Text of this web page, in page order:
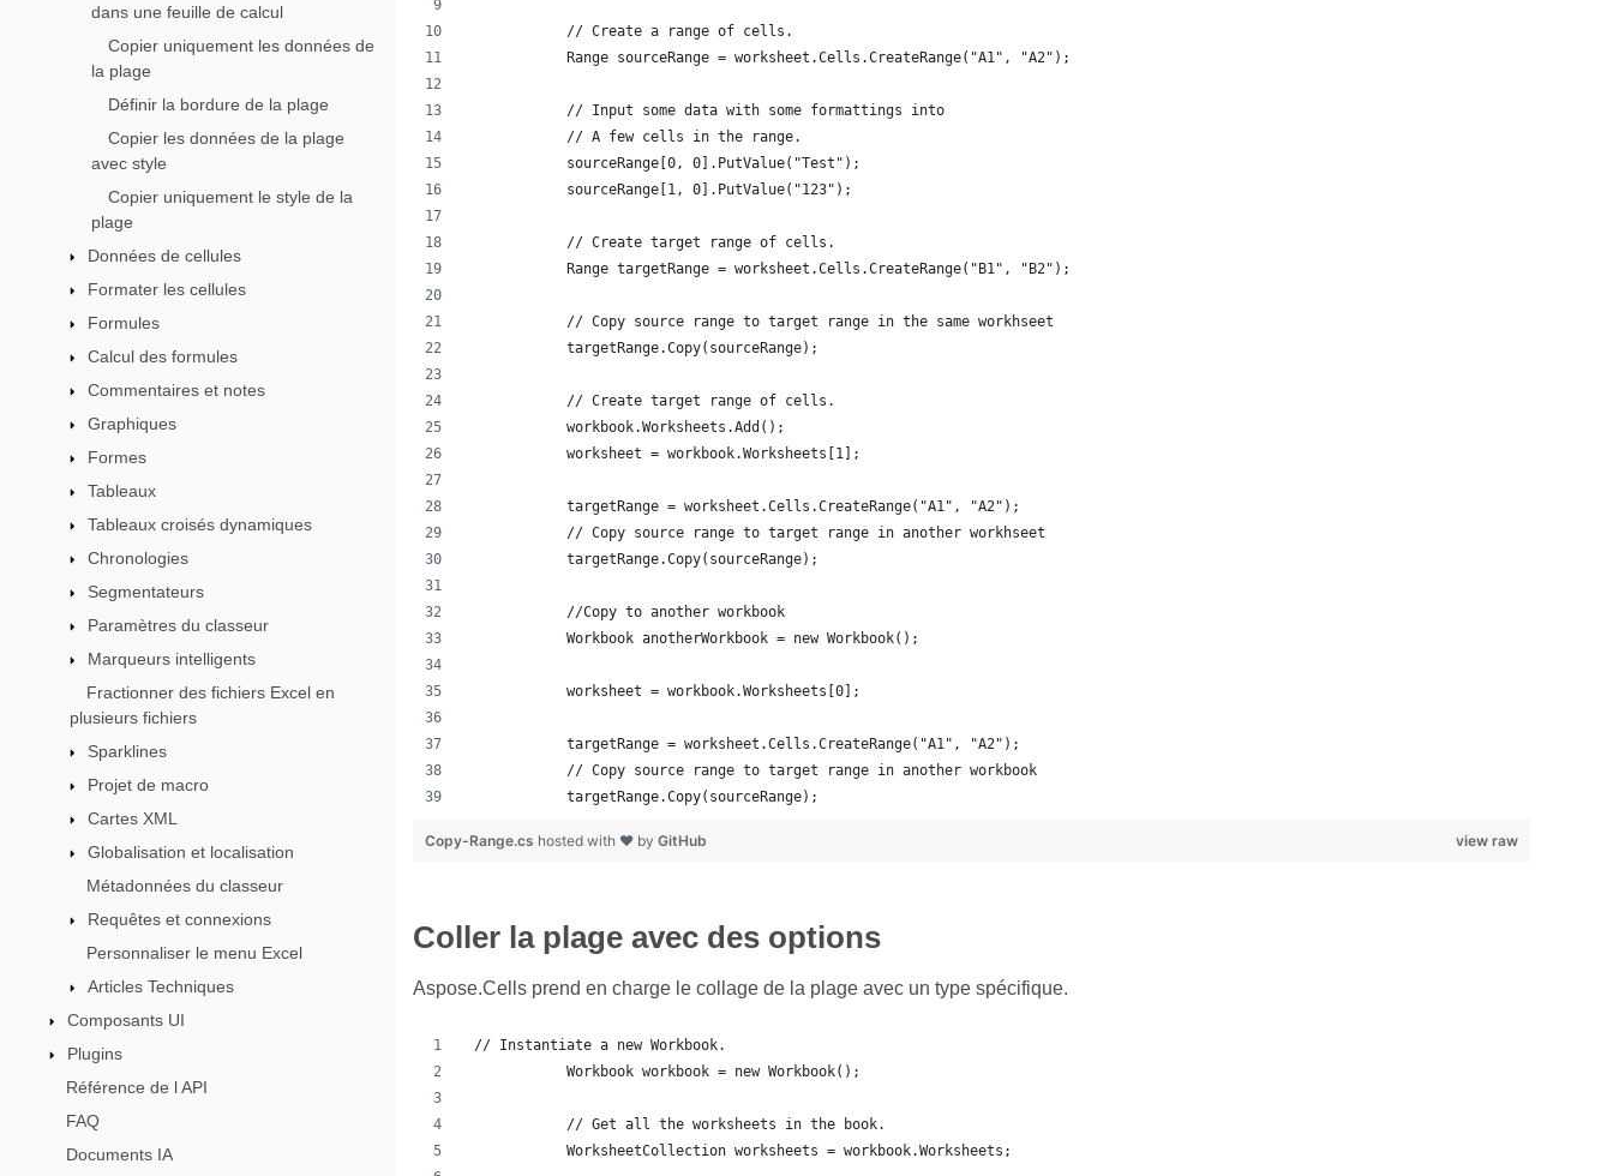
dans une feuille de calcul
Copier uniquement les données de
la plage
Définir la bordure de la plage
Copier les données de la plage
avec style
Copier uniquement le style de la
plage
Données de cellules
Formater les cellules
Formules
Calcul des formules
Commentaires et notes
Graphiques
Formes
Tableaux
Tableaux croisés dynamiques
Chronologies
Segmentateurs
Paramètres du classeur
Marqueurs intelligents
Fractionner des fichiers Excel en
plusieurs fichiers
Sparklines
Projet de macro
Cartes XML
Globalisation et localisation
Métadonnées du classeur
Requêtes et connexions
Personnaliser le menu Excel
Articles Techniques
Composants UI
Plugins
Référence de l API
FAQ
Documents IA
            // Create a range of cells.
            Range sourceRange = worksheet.Cells.CreateRange("A1", "A2");
            // Input some data with some formattings into
            // A few cells in the range.
            sourceRange[0, 0].PutValue("Test");
            sourceRange[1, 0].PutValue("123");
            // Create target range of cells.
            Range targetRange = worksheet.Cells.CreateRange("B1", "B2");
            // Copy source range to target range in the same workhseet
            targetRange.Copy(sourceRange);
            // Create target range of cells.
            workbook.Worksheets.Add();
            worksheet = workbook.Worksheets[1];
            targetRange = worksheet.Cells.CreateRange("A1", "A2");
            // Copy source range to target range in another workhseet
            targetRange.Copy(sourceRange);
            //Copy to another workbook
            Workbook anotherWorkbook = new Workbook();
            worksheet = workbook.Worksheets[0];
            targetRange = worksheet.Cells.CreateRange("A1", "A2");
            // Copy source range to target range in another workbook
            targetRange.Copy(sourceRange);
view raw
Copy-Range.cs hosted with ❤ by GitHub
Coller la plage avec des options
Aspose.Cells prend en charge le collage de la plage avec un type spécifique.
// Instantiate a new Workbook.
            Workbook workbook = new Workbook();
            // Get all the worksheets in the book.
            WorksheetCollection worksheets = workbook.Worksheets;